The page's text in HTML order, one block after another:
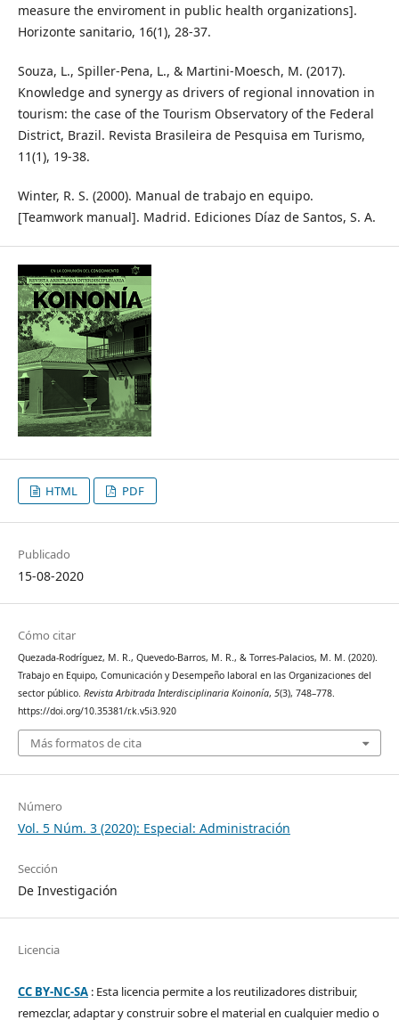
measure the enviroment in public health organizations].
Horizonte sanitario, 16(1), 28-37.
Souza, L., Spiller-Pena, L., & Martini-Moesch, M. (2017).
Knowledge and synergy as drivers of regional innovation in
tourism: the case of the Tourism Observatory of the Federal
District, Brazil. Revista Brasileira de Pesquisa em Turismo,
11(1), 19-38.
Winter, R. S. (2000). Manual de trabajo en equipo.
[Teamwork manual]. Madrid. Ediciones Díaz de Santos, S. A.
HTML PDF
Publicado
15-08-2020
Cómo citar
Quezada-Rodríguez, M. R., Quevedo-Barros, M. R., & Torres-Palacios, M. M. (2020).
Trabajo en Equipo, Comunicación y Desempeño laboral en las Organizaciones del
sector público. Revista Arbitrada Interdisciplinaria Koinonía, 5(3), 748–778.
https://doi.org/10.35381/r.k.v5i3.920
Más formatos de cita
Número
Vol. 5 Núm. 3 (2020): Especial: Administración
Sección
De Investigación
Licencia
CC BY-NC-SA: Esta licencia permite a los reutilizadores distribuir,
remezclar, adaptar y construir sobre el material en cualquier medio o